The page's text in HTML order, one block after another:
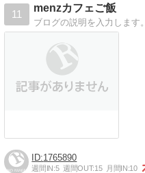
11
menzカフェご飯
ブログの説明を入力します。
1765890
週間IN:5 週間OUT:15 月間IN:10